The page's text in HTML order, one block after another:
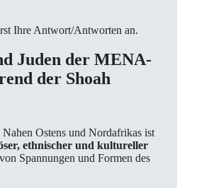
Ihre Antwort/Antworten an.
Juden der MENA-
der Shoah
Ostens und Nordafrikas ist
ethnischer und kultureller
Spannungen und Formen des